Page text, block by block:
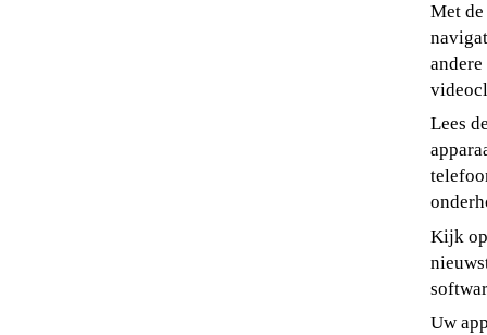
Met
Lees
Kijk
Uw